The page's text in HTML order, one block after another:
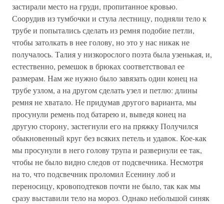
застирали место на груди, пропитанное кровью.
Соорудив из тумбочки и стула лестницу, подняли тело к
трубе и попытались сделать из ремня подобие петли,
чтобы затолкать в нее голову, но это у нас никак не
получалось. Талия у низкорослого поэта была узенькая, и,
естественно, ремешок в брюках соответствовал ее
размерам. Нам же нужно было завязать один конец на
трубе узлом, а на другом сделать узел и петлю: длины
ремня не хватало. Не придумав другого варианта, мы
просунули ремень под батарею и, выведя конец на
другую сторону, застегнули его на пряжку Получился
обыкновенный круг без всяких петель и удавок. Кое-как
мы просунули в него голову трупа и развернули ее так,
чтобы не было видно следов от подсвечника. Несмотря
на то, что подсвечник проломил Есенину лоб и
переносицу, кровоподтеков почти не было, так как мы
сразу выставили тело на мороз. Однако небольшой синяк